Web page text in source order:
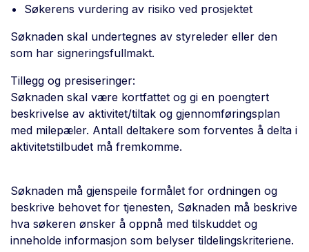
Søkerens vurdering av risiko ved prosjektet
Søknaden skal undertegnes av styreleder eller den
som har signeringsfullmakt.
Tillegg og presiseringer:
Søknaden skal være kortfattet og gi en poengtert
beskrivelse av aktivitet/tiltak og gjennomføringsplan
med milepæler. Antall deltakere som forventes å delta i
aktivitetstilbudet må fremkomme.
Søknaden må gjenspeile formålet for ordningen og
beskrive behovet for tjenesten, Søknaden må beskrive
hva søkeren ønsker å oppnå med tilskuddet og
inneholde informasjon som belyser tildelingskriteriene.